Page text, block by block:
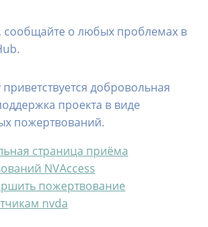
сообщайте о любых проблемах в
добровольная
проекта в виде
пожертвований.
страница приёма
NVAccess
пожертвование
nvda